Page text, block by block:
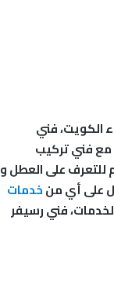
الكويت، فني
مع فني تركيب
للتعرف على العطل و
على أي منخدمات
فني رسيفر